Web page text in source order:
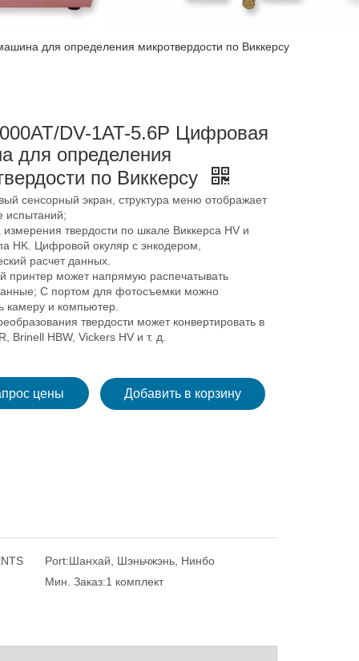
для определения микротвердости по Виккерсу
DV-1AT-5.6P Цифровая
для определения
по Виккерсу
сенсорный экран, структура меню отображает
испытаний;
твердости по шкале Виккерса HV и
HK. Цифровой окуляр с энкодером,
расчет данных.
принтер может напрямую распечатывать
С портом для фотосъемки можно
камеру и компьютер.
твердости может конвертировать в
Brinell HBW, Vickers HV и т. д.
цены Добавить в корзину
Port:Шанхай, Шэньчжэнь, Нинбо
Мин. Заказ:1 комплект